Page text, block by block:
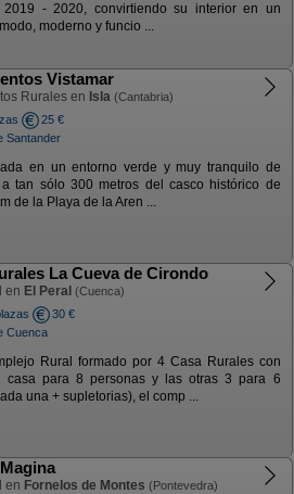
- 2020, convirtiendo su interior en un
moderno y funcio ...
Vistamar
Rurales en Isla (Cantabria)
25 €
Santander
en un entorno verde y muy tranquilo de
a tan sólo 300 metros del casco histórico de
de la Playa de la Aren ...
La Cueva de Cirondo
en El Peral (Cuenca)
30 €
Cuenca
Rural formado por 4 Casa Rurales con
casa para 8 personas y las otras 3 para 6
una + supletorias), el comp ...
en Fornelos de Montes (Pontevedra)